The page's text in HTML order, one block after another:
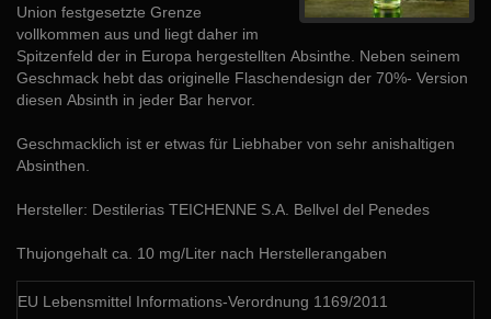
Union festgesetzte Grenze
vollkommen aus und liegt daher im
Spitzenfeld der in Europa hergestellten Absinthe. Neben seinem
Geschmack hebt das originelle Flaschendesign der 70%- Version
diesen Absinth in jeder Bar hervor.
Geschmacklich ist er etwas für Liebhaber von sehr anishaltigen
Absinthen.
Hersteller: Destilerias TEICHENNE S.A. Bellvel del Penedes
Thujongehalt ca. 10 mg/Liter nach Herstellerangaben
EU Lebensmittel Informations-Verordnung 1169/2011